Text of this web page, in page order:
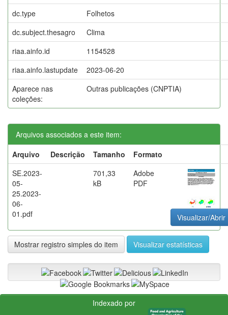
dc.type
Folhetos
dc.subject.thesagro
Clima
riaa.ainfo.id
1154528
riaa.ainfo.lastupdate
2023-06-20
Aparece nas
coleções:
Outras publicações (CNPTIA)
Arquivos associados a este item:
Arquivo
Descrição Tamanho
Formato
SE.2023-
05-
25.2023-
06-
01.pdf
701,33
kB
Adobe
PDF
Visualizar/Abrir
Mostrar registro simples do item Visualizar estatísticas
Indexado por